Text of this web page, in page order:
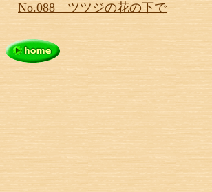
No.088 ツツジの花の下で